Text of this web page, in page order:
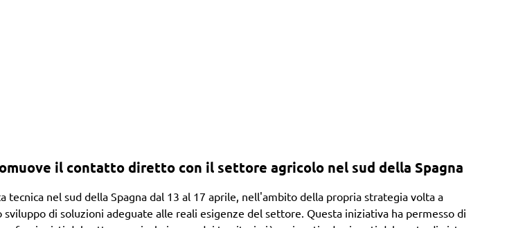
il contatto diretto con il settore agricolo nel sud della Spagna
tecnica nel sud della Spagna dal 13 al 17 aprile, nell'ambito della propria strategia volta a
di soluzioni adeguate alle reali esigenze del settore. Questa iniziativa ha permesso di